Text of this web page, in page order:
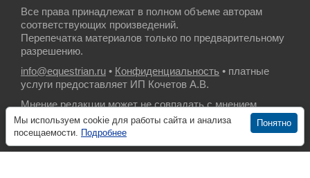
Все права принадлежат в полном объеме авторам
соответствующих произведений.
Перепечатка материалов только по предварительному
разрешению.
info@equestrian.ru • Конфиденциальность • платные
услуги предоставляет ИП Кочетов А.В.
Мнение редакции может не совпадать с мнением
авторов.
Понятно
Мы используем cookie для работы сайта и анализа
посещаемости. Подробнее